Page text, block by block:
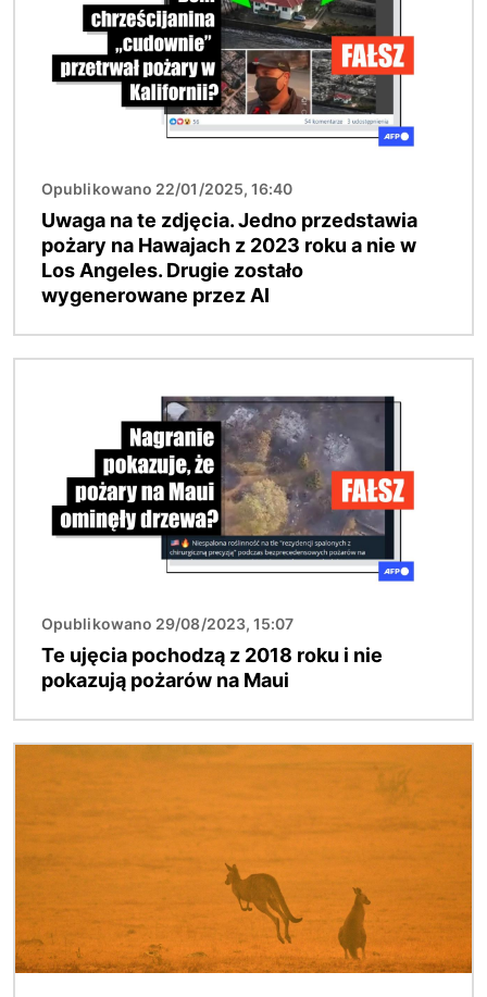
Opublikowano 22/01/2025, 16:40
Uwaga na te zdjęcia. Jedno przedstawia
pożary na Hawajach z 2023 roku a nie w
Los Angeles. Drugie zostało
wygenerowane przez AI
Opublikowano 29/08/2023, 15:07
Te ujęcia pochodzą z 2018 roku i nie
pokazują pożarów na Maui
Obraz